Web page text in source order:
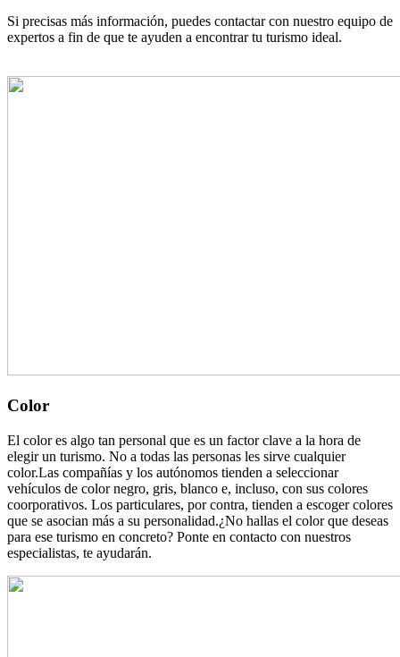
Si precisas más información, puedes contactar con nuestro equipo de
expertos a fin de que te ayuden a encontrar tu turismo ideal.
Color
El color es algo tan personal que es un factor clave a la hora de
elegir un turismo. No a todas las personas les sirve cualquier
color.Las compañías y los autónomos tienden a seleccionar
vehículos de color negro, gris, blanco e, incluso, con sus colores
coorporativos. Los particulares, por contra, tienden a escoger colores
que se asocian más a su personalidad.¿No hallas el color que deseas
para ese turismo en concreto? Ponte en contacto con nuestros
especialistas, te ayudarán.